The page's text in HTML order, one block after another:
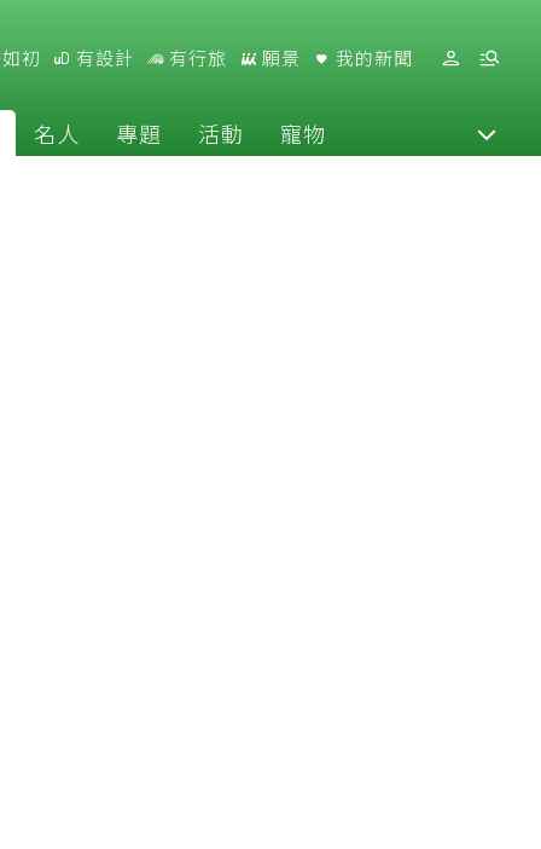
初 有設計 有行旅 願景 我的新聞
名人 專題 活動 寵物